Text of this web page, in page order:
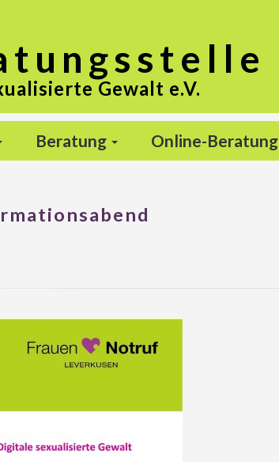
stelle
Gewalt e.V.
Beratung Online-Beratung